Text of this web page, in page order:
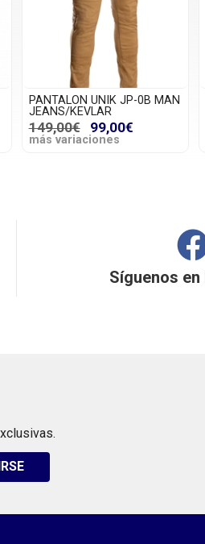
PANTALON UNIK JP-0B MAN
JEANS/KEVLAR
149,00€ 99,00€
más variaciones
Síguenos en